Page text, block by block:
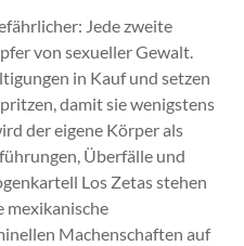
Jede zweite
von sexueller Gewalt.
in Kauf und setzen
damit sie wenigstens
der eigene Körper als
Überfälle und
Los Zetas stehen
mexikanische
Machenschaften auf